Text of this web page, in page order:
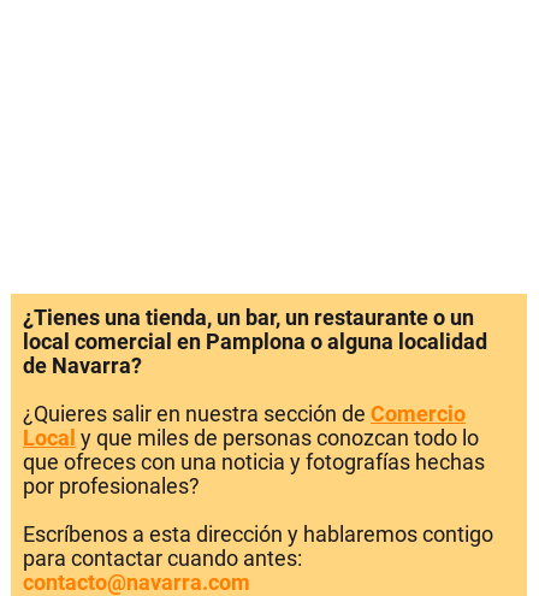
¿Tienes una tienda, un bar, un restaurante o un
local comercial en Pamplona o alguna localidad
de Navarra?
¿Quieres salir en nuestra sección de Comercio
Local y que miles de personas conozcan todo lo
que ofreces con una noticia y fotografías hechas
por profesionales?
Escríbenos a esta dirección y hablaremos contigo
para contactar cuando antes:
contacto@navarra.com